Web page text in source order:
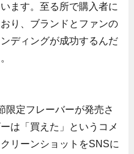
ます。至る所で購入者に
り、ブランドとファンの
ディングが成功するんだ
定フレーバーが発売さ
は「買えた」というコメ
リーンショットをSNSに